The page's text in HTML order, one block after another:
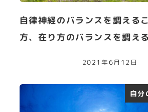
自律神経のバランスを調える
方、在り方のバランスを調え
2021年6月12日
自分